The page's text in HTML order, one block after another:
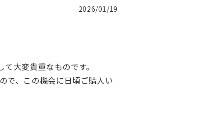
2026/01/19
大変貴重なものです。
で、この機会に日頃ご購入い